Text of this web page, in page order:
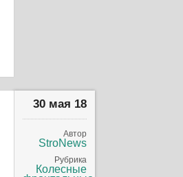
30 мая 18
Автор
StroNews
Рубрика
Колесные